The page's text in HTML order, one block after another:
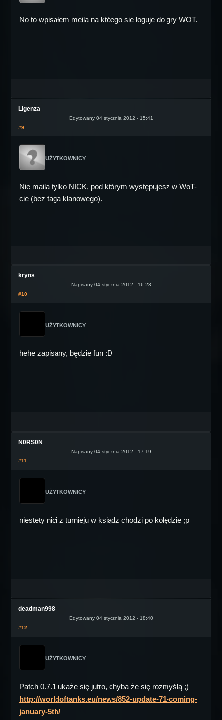
No to wpisałem meila na któego sie loguje do gry WOT.
Ligenza
Edytowany 04 stycznia 2012 - 15:41
#9
UŻYTKOWNICY
Nie maila tylko NICK, pod którym występujesz w WoT-
cie (bez taga klanowego).
kryns
Napisany 04 stycznia 2012 - 16:23
#10
UŻYTKOWNICY
hehe zapisany, będzie fun :D
N0RS0N
Napisany 04 stycznia 2012 - 17:19
#11
UŻYTKOWNICY
niestety nici z turnieju w ksiądz chodzi po kolędzie ;p
deadman998
Edytowany 04 stycznia 2012 - 18:40
#12
UŻYTKOWNICY
Patch 0.7.1 ukaże się jutro, chyba że się rozmyślą ;)
http://worldoftanks.eu/news/852-update-71-coming-
january-5th/